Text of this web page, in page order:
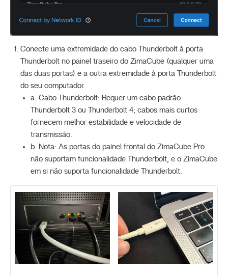
Conecte uma extremidade do cabo Thunderbolt à porta
Thunderbolt no painel traseiro do ZimaCube (qualquer uma
das duas portas) e a outra extremidade à porta Thunderbolt
do seu computador.
a. Cabo Thunderbolt: Requer um cabo padrão
Thunderbolt 3 ou Thunderbolt 4; cabos mais curtos
fornecem melhor estabilidade e velocidade de
transmissão.
b. Nota: As portas do painel frontal do ZimaCube Pro
não suportam funcionalidade Thunderbolt, e o ZimaCube
em si não suporta funcionalidade Thunderbolt.